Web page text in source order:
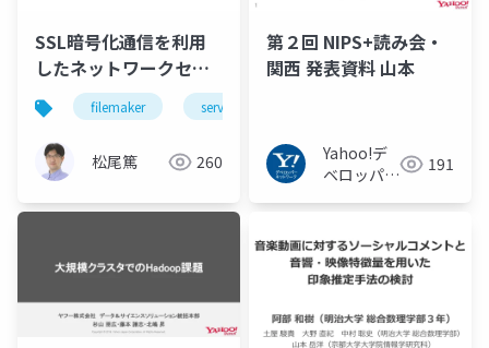
SSL暗号化通信を利用
したネットワークセキ
ュリティの向上
filemaker server
松尾篤 260
第２回 NIPS+読み会・
関西 発表資料 山本
Yahoo!デ
ベロッパー
191